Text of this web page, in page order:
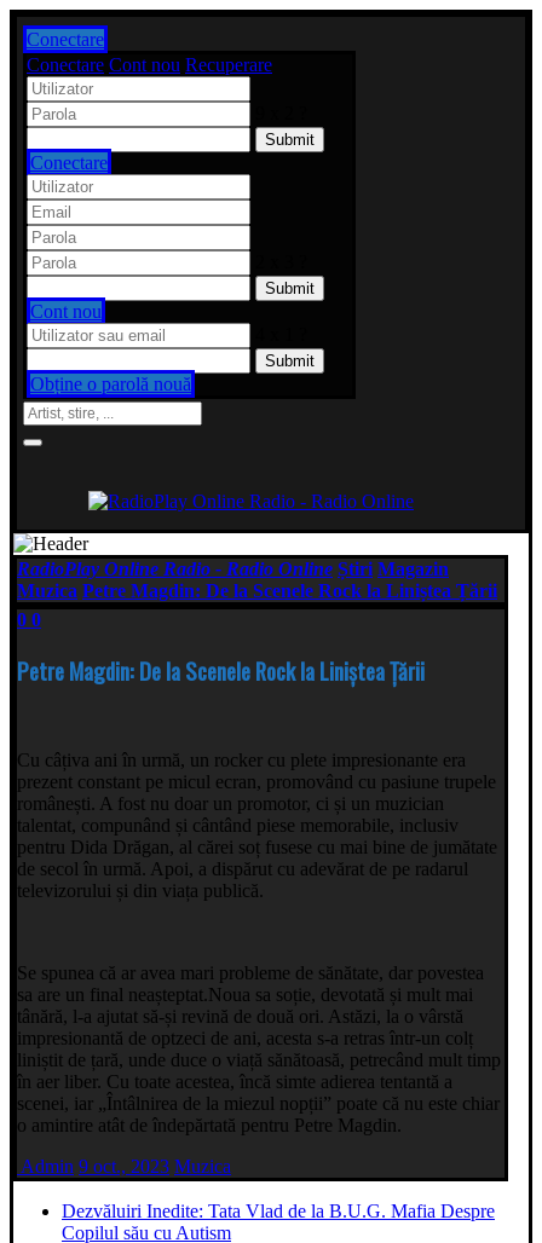
Conectare
Conectare Cont nou Recuperare
Conectare
Cont nou
Obține o parolă nouă
RadioPlay Online Radio - Radio Online Știri Magazin
Muzica Petre Magdin: De la Scenele Rock la Liniștea Țării
0 0
Petre Magdin: De la Scenele Rock la Liniștea Țării
Cu câțiva ani în urmă, un rocker cu plete impresionante era
prezent constant pe micul ecran, promovând cu pasiune trupele
românești. A fost nu doar un promotor, ci și un muzician
talentat, compunând și cântând piese memorabile, inclusiv
pentru Dida Drăgan, al cărei soț fusese cu mai bine de jumătate
de secol în urmă. Apoi, a dispărut cu adevărat de pe radarul
televizorului și din viața publică.
Se spunea că ar avea mari probleme de sănătate, dar povestea
sa are un final neașteptat.Noua sa soție, devotată și mult mai
tânără, l-a ajutat să-și revină de două ori. Astăzi, la o vârstă
impresionantă de optzeci de ani, acesta s-a retras într-un colț
liniștit de țară, unde duce o viață sănătoasă, petrecând mult timp
în aer liber. Cu toate acestea, încă simte adierea tentantă a
scenei, iar „Întâlnirea de la miezul nopții” poate că nu este chiar
o amintire atât de îndepărtată pentru Petre Magdin.
Admin 9 oct., 2023 Muzica
Dezvăluiri Inedite: Tata Vlad de la B.U.G. Mafia Despre
Copilul său cu Autism